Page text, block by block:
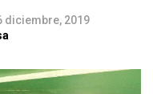
diciembre, 2019